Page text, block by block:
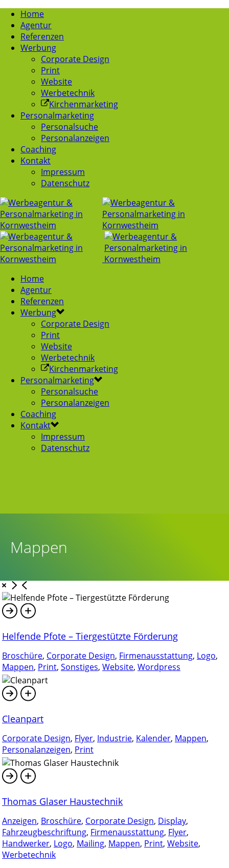
Home
Agentur
Referenzen
Werbung
Corporate Design
Print
Website
Werbetechnik
Kirchenmarketing
Personalmarketing
Personalsuche
Personalanzeigen
Coaching
Kontakt
Impressum
Datenschutz
Home
Agentur
Referenzen
Werbung
Corporate Design
Print
Website
Werbetechnik
Kirchenmarketing
Personalmarketing
Personalsuche
Personalanzeigen
Coaching
Kontakt
Impressum
Datenschutz
Mappen
Helfende Pfote – Tiergestützte Förderung
Broschüre, Corporate Design, Firmenausstattung, Logo,
Mappen, Print, Sonstiges, Website, Wordpress
Cleanpart
Corporate Design, Flyer, Industrie, Kalender, Mappen,
Personalanzeigen, Print
Thomas Glaser Haustechnik
Anzeigen, Broschüre, Corporate Design, Display,
Fahrzeugbeschriftung, Firmenausstattung, Flyer,
Handwerker, Logo, Mailing, Mappen, Print, Website,
Werbetechnik